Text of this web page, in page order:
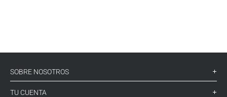
SOBRE NOSOTROS
TU CUENTA